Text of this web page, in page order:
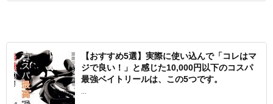
【おすすめ5選】実際に使い込んで「コレはマ
ジで良い！」と感じた10,000円以下のコスパ
最強ベイトリールは、この5つです。